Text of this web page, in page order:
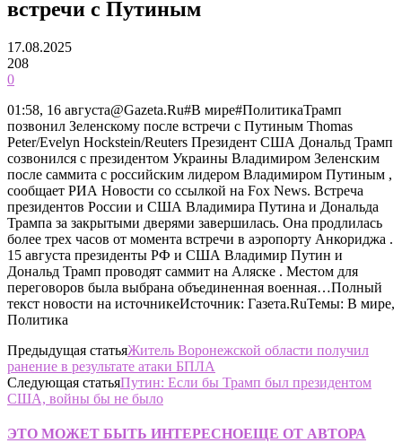
встречи с Путиным
17.08.2025
208
0
01:58, 16 августа@Gazeta.Ru#В мире#ПолитикаТрамп
позвонил Зеленскому после встречи с Путиным Thomas
Peter/Evelyn Hockstein/Reuters Президент США Дональд Трамп
созвонился с президентом Украины Владимиром Зеленским
после саммита с российским лидером Владимиром Путиным ,
сообщает РИА Новости со ссылкой на Fox News. Встреча
президентов России и США Владимира Путина и Дональда
Трампа за закрытыми дверями завершилась. Она продлилась
более трех часов от момента встречи в аэропорту Анкориджа .
15 августа президенты РФ и США Владимир Путин и
Дональд Трамп проводят саммит на Аляске . Местом для
переговоров была выбрана объединенная военная…Полный
текст новости на источникеИсточник: Газета.RuТемы: В мире,
Политика
Предыдущая статьяЖитель Воронежской области получил
ранение в результате атаки БПЛА
Следующая статьяПутин: Если бы Трамп был президентом
США, войны бы не было
ЭТО МОЖЕТ БЫТЬ ИНТЕРЕСНОЕЩЕ ОТ АВТОРА